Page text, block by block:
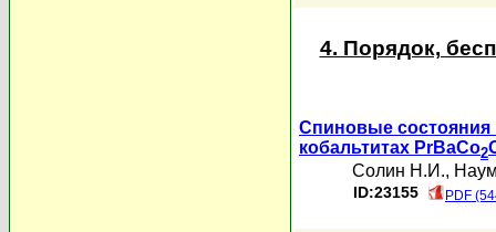
4. Порядок,
Спиновые состояния
кобальтитах PrBaCo2
Солин Н.И.,
ID:23155 PDF